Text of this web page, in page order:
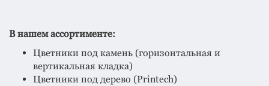
В нашем ассортименте:
Цветники под камень (горизонтальная и
вертикальная кладка)
Цветники под дерево (Printech)